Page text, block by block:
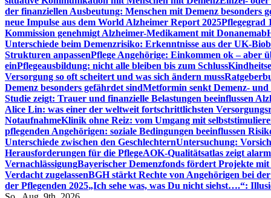
der finanziellen Ausbeutung: Menschen mit Demenz besonders
neue Impulse aus dem World Alzheimer Report 2025Pflegegrad
Kommission genehmigt Alzheimer-Medikament mit Donanemab
Unterschiede beim Demenzrisiko: Erkenntnisse aus der UK-
Strukturen anpassenPflege Angehörige: Einkommen ok – aber
einPflegeausbildung: nicht alle bleiben bis zum Schluss
Versorgung so oft scheitert und was sich ändern muss
Demenz besonders gefährdet sindMetformin senkt Demenz-
Studie zeigt: Trauer und finanzielle Belastungen beeinflussen
Alice Lin: was einer der weltweit fortschrittlichsten
NotaufnahmeKlinik ohne Reiz: vom Umgang mit
pflegenden Angehörigen: soziale Bedingungen beeinflussen
Unterschiede zwischen den GeschlechternUntersuchung:
Herausforderungen für die PflegeAOK-Qualitätsatlas zeigt
VernachlässigungBayerischer Demenzfonds fördert Projekte mit
Verdacht zugelassenBGH stärkt Rechte von Angehörigen bei
der Pflegenden 2025„Ich sehe was, was Du nicht siehst….“: